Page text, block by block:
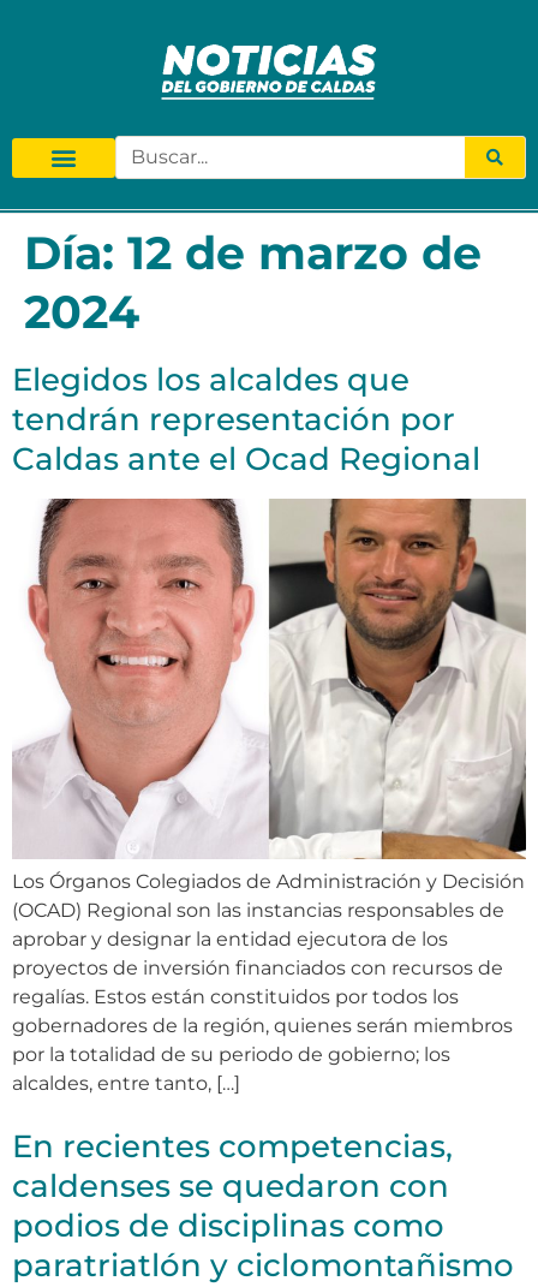
Día: 12 de marzo de
2024
Elegidos los alcaldes que
tendrán representación por
Caldas ante el Ocad Regional
Los Órganos Colegiados de Administración y Decisión
(OCAD) Regional son las instancias responsables de
aprobar y designar la entidad ejecutora de los
proyectos de inversión financiados con recursos de
regalías. Estos están constituidos por todos los
gobernadores de la región, quienes serán miembros
por la totalidad de su periodo de gobierno; los
alcaldes, entre tanto, […]
En recientes competencias,
caldenses se quedaron con
podios de disciplinas como
paratriatlón y ciclomontañismo